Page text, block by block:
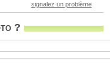
signalez un problème
?